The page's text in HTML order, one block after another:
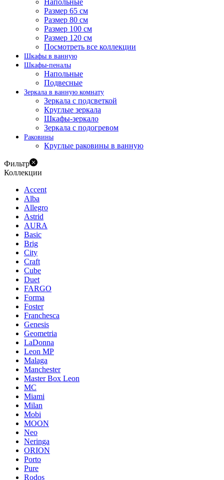
Напольные
Размер 65 см
Размер 80 см
Размер 100 см
Размер 120 см
Посмотреть все коллекции
Шкафы в ванную
Шкафы-пеналы
Напольные
Подвесные
Зеркала в ванную комнату
Зеркала с подсветкой
Круглые зеркала
Шкафы-зеркало
Зеркала с подогревом
Раковины
Круглые раковины в ванную
Фильтр
Коллекции
Accent
Alba
Allegro
Astrid
AURA
Basic
Brig
City
Craft
Cube
Duet
FARGO
Forma
Foster
Franchesca
Genesis
Geometria
LaDonna
Leon MP
Malaga
Manchester
Master Box Leon
MC
Miami
Milan
Mobi
MOON
Neo
Neringa
ORION
Porto
Pure
Rodos